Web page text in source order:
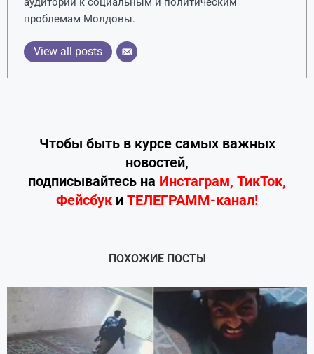
проблемам Молдовы.
View all posts
Чтобы быть в курсе самых важных
новостей,
подписывайтесь на Инстаграм, ТикТок,
Фейсбук и ТЕЛЕГРАММ-канал!
ПОХОЖИЕ ПОСТЫ